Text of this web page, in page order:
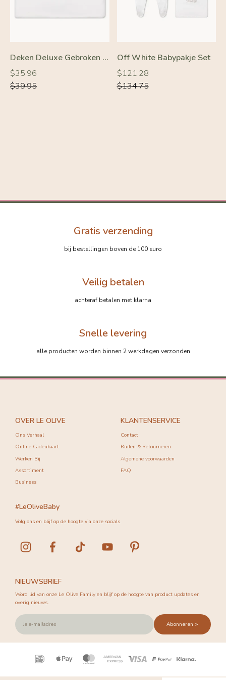
Deken Deluxe Gebroken Wit
Normale
prijs
$35.96
Normale
prijs
$39.95
Off White Babypakje Set
Normale
prijs
$121.28
Normale
prijs
$134.75
Gratis verzending
bij bestellingen boven de 100 euro
Veilig betalen
achteraf betalen met klarna
Snelle levering
alle producten worden binnen 2 werkdagen verzonden
OVER LE OLIVE
Ons Verhaal
Online Cadeukaart
Werken Bij
Assortiment
Business
KLANTENSERVICE
Contact
Ruilen & Retourneren
Algemene voorwaarden
FAQ
NIEUWSBRIEF
Word lid van onze Le Olive Family en blijf op de hoogte van product updates en
overig nieuws.
Abonneren >
#LeOliveBaby
Volg ons en blijf op de hoogte via onze socials.
Betalingspictogrammen